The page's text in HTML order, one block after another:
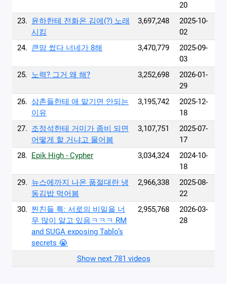
20
23. 윤하한테 전화온 김에(?) 노래
시킴
3,697,248
2025-10-
02
24. 큰맘 썼다 너네가 8해 3,470,779
2025-09-
03
25. 노력? 그거 왜 해? 3,252,698
2026-01-
29
26. 삼촌들한테 애 맡기면 안되는
이유
3,195,742
2025-12-
18
27. 조정석한테 거미가 좀비 되면
어떻게 할 거냐고 물어봄
3,107,751
2025-07-
17
28. Epik High - Cypher 3,034,324
2024-10-
18
29. 뉴스에까지 나온 품절대란 냉
동김밥 먹어봄
2,966,338
2025-08-
22
30. 찐친들 특: 서로의 비밀을 너
무 많이 알고 있음ㅋㅋㅋ RM
and SUGA exposing Tablo’s
secrets 😭
2,955,768
2026-03-
28
Show next 781 videos